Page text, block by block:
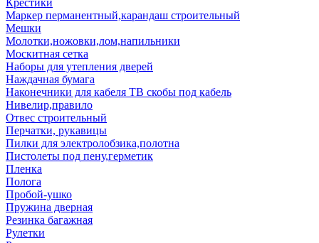
Крестики
Маркер перманентный,карандаш строительный
Мешки
Молотки,ножовки,лом,напильники
Москитная сетка
Наборы для утепления дверей
Наждачная бумага
Наконечники для кабеля ТВ скобы под кабель
Нивелир,правило
Отвес строительный
Перчатки, рукавицы
Пилки для электролобзика,полотна
Пистолеты под пену,герметик
Пленка
Полога
Пробой-ушко
Пружина дверная
Резинка багажная
Рулетки